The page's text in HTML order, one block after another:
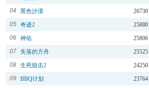
04
26730
黑色沙漠
05
25880
奇迹2
06
25806
神佑
07
25525
失落的方舟
08
24250
生死狙击2
09
23764
BBQ计划